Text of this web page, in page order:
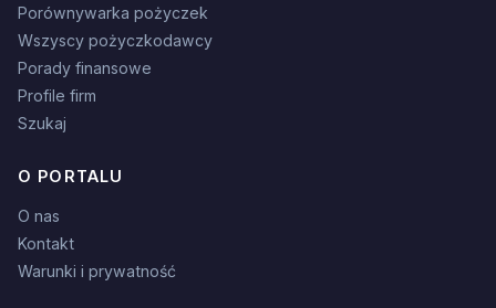
Porównywarka pożyczek
Wszyscy pożyczkodawcy
Porady finansowe
Profile firm
Szukaj
O PORTALU
O nas
Kontakt
Warunki i prywatność